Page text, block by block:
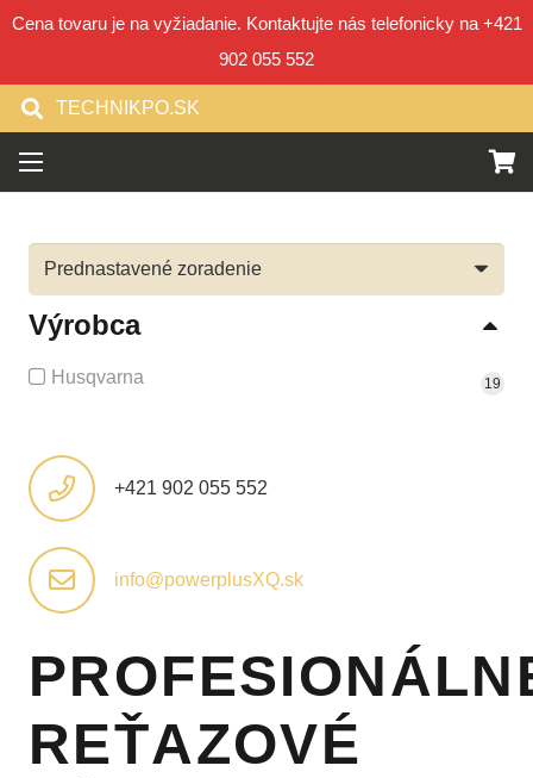
Cena tovaru je na vyžiadanie. Kontaktujte nás telefonicky na +421
902 055 552
TECHNIKPO.SK
Výrobca
Husqvarna 19
+421 902 055 552
info@powerplusXQ.sk
REŤAZOVÉ